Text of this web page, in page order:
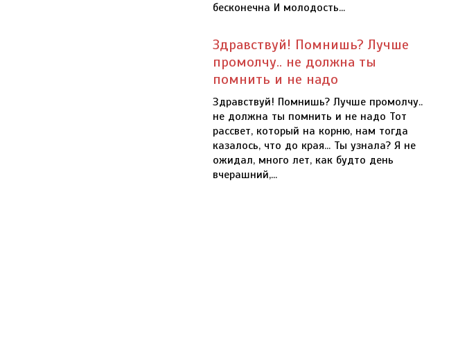
бесконечна И молодость...
Здравствуй! Помнишь? Лучше
промолчу.. не должна ты
помнить и не надо
Здравствуй! Помнишь? Лучше промолчу..
не должна ты помнить и не надо Тот
рассвет, который на корню, нам тогда
казалось, что до края... Ты узнала? Я не
ожидал, много лет, как будто день
вчерашний,...